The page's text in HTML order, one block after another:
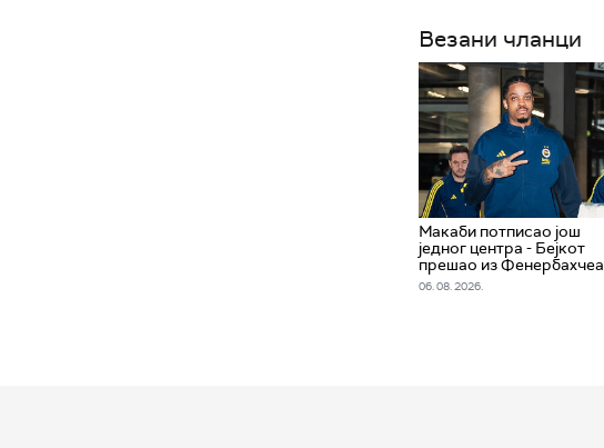
Везани чланци
Макаби потписао још
једног центра - Бејкот
прешао из Фенербахчеа
06. 08. 2026.